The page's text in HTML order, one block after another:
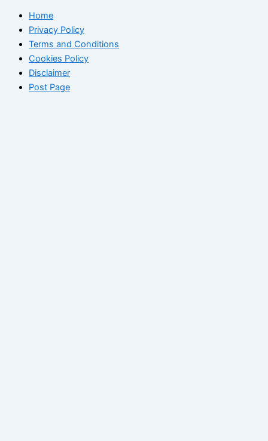
Home
Privacy Policy
Terms and Conditions
Cookies Policy
Disclaimer
Post Page